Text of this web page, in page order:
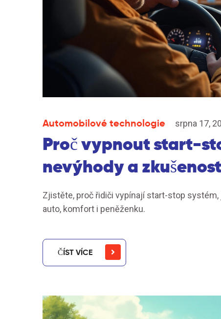
Automobilové technologie srpna 17,
Proč vypnout start-
nevýhody a
Zjistěte, proč řidiči vypínají start-stop systém,
auto, komfort i peněženku.
ČÍST VÍCE